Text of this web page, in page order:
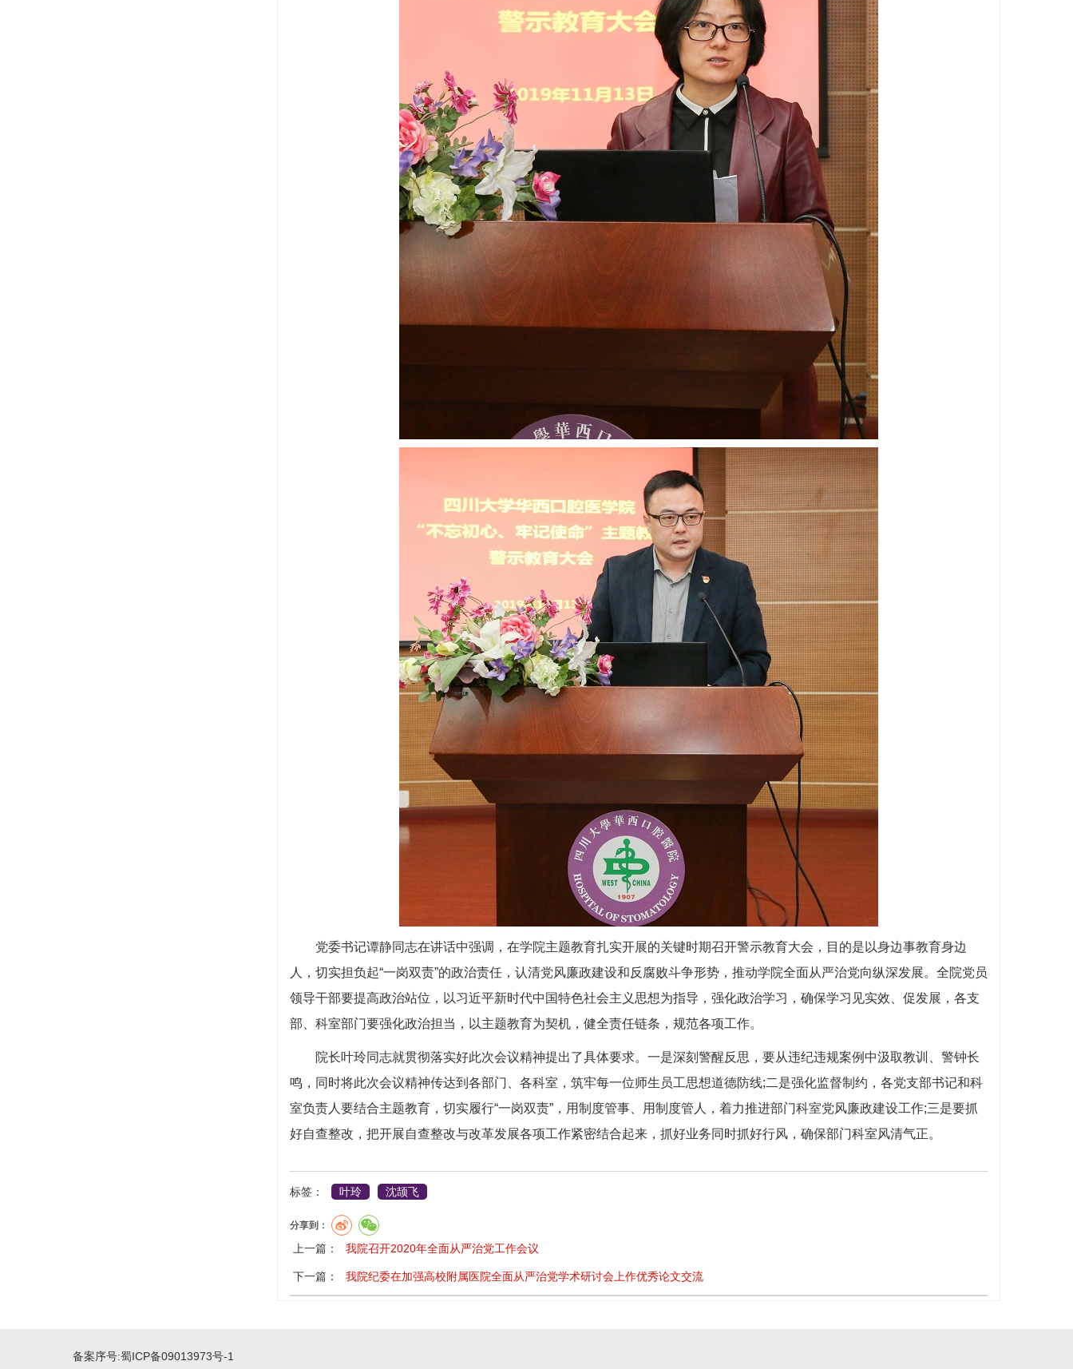
党委书记谭静同志在讲话中强调，在学院主题教育扎实开展的关键时期召开警示教育大会，目的是以身边事教育身边
人，切实担负起“一岗双责”的政治责任，认清党风廉政建设和反腐败斗争形势，推动学院全面从严治党向纵深发展。全院党员
领导干部要提高政治站位，以习近平新时代中国特色社会主义思想为指导，强化政治学习，确保学习见实效、促发展，各支
部、科室部门要强化政治担当，以主题教育为契机，健全责任链条，规范各项工作。
院长叶玲同志就贯彻落实好此次会议精神提出了具体要求。一是深刻警醒反思，要从违纪违规案例中汲取教训、警钟长
鸣，同时将此次会议精神传达到各部门、各科室，筑牢每一位师生员工思想道德防线;二是强化监督制约，各党支部书记和科
室负责人要结合主题教育，切实履行“一岗双责”，用制度管事、用制度管人，着力推进部门科室党风廉政建设工作;三是要抓
好自查整改，把开展自查整改与改革发展各项工作紧密结合起来，抓好业务同时抓好行风，确保部门科室风清气正。
标签： 叶玲 沈颉飞
分享到：
上一篇： 我院召开2020年全面从严治党工作会议
下一篇： 我院纪委在加强高校附属医院全面从严治党学术研讨会上作优秀论文交流
备案序号:蜀ICP备09013973号-1